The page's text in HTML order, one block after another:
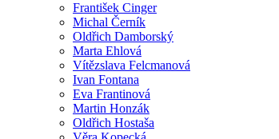
František Cinger
Michal Černík
Oldřich Damborský
Marta Ehlová
Vítězslava Felcmanová
Ivan Fontana
Eva Frantinová
Martin Honzák
Oldřich Hostaša